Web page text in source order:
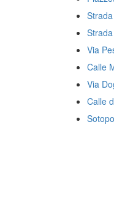
Via
Calle
Via
Calle